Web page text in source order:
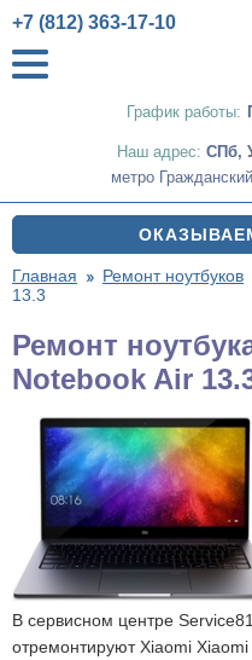
График работы:
+7 (812) 363-17-10
Наш адрес: СПб,
метро
Главная Ремонт ноутбуков
13.3
Ремонт
Notebook Air
В сервисном центре
отремонтируют Xiaomi